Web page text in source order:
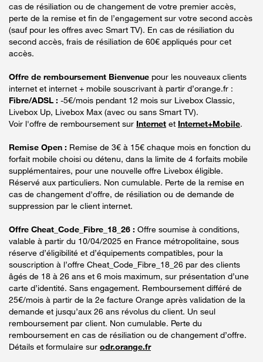
cas de résiliation ou de changement de votre premier accès,
perte de la remise et fin de l’engagement sur votre second accès
(sauf pour les offres avec Smart TV). En cas de résiliation du
second accès, frais de résiliation de 60€ appliqués pour cet
accès.
Offre de remboursement Bienvenue pour les nouveaux clients
internet et internet + mobile souscrivant à partir d’orange.fr :
Fibre/ADSL : -5€/mois pendant 12 mois sur Livebox Classic,
Livebox Up, Livebox Max (avec ou sans Smart TV).
Voir l'offre de remboursement sur Internet et Internet+Mobile.
Remise Open : Remise de 3€ à 15€ chaque mois en fonction du
forfait mobile choisi ou détenu, dans la limite de 4 forfaits mobile
supplémentaires, pour une nouvelle offre Livebox éligible.
Réservé aux particuliers. Non cumulable. Perte de la remise en
cas de changement d'offre, de résiliation ou de demande de
suppression par le client internet.
Offre Cheat_Code_Fibre_18_26 : Offre soumise à conditions,
valable à partir du 10/04/2025 en France métropolitaine, sous
réserve d’éligibilité et d’équipements compatibles, pour la
souscription à l’offre Cheat_Code_Fibre_18_26 par des clients
âgés de 18 à 26 ans et 6 mois maximum, sur présentation d’une
carte d’identité. Sans engagement. Remboursement différé de
25€/mois à partir de la 2e facture Orange après validation de la
demande et jusqu’aux 26 ans révolus du client. Un seul
remboursement par client. Non cumulable. Perte du
remboursement en cas de résiliation ou de changement d’offre.
Détails et formulaire sur odr.orange.fr